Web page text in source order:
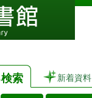
索 新着資料